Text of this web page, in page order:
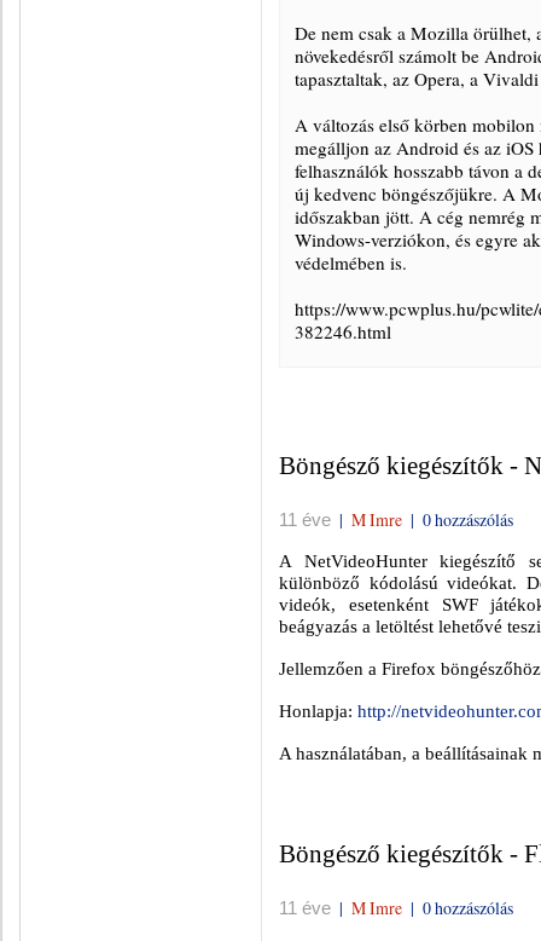
De nem csak a Mozilla örülhet,
növekedésről számolt be
tapasztaltak, az Opera, a
A változás első körben
megálljon az Android és az
felhasználók hosszabb távon a
új kedvenc böngészőjükre. A
időszakban jött. A cég nemrég
Windows-verziókon, és egyre
védelmében is.
https://www.pcwplus.hu/
382246.html
Böngésző kiegészítők -
11 éve | M Imre | 0 hozzászólás
A NetVideoHunter kiegészítő
különböző kódolású videókat.
videók, esetenként SWF
beágyazás a letöltést lehetővé
Jellemzően a Firefox
Honlapja: http://
A használatában, a beállításainak
Böngésző kiegészítők -
11 éve | M Imre | 0 hozzászólás